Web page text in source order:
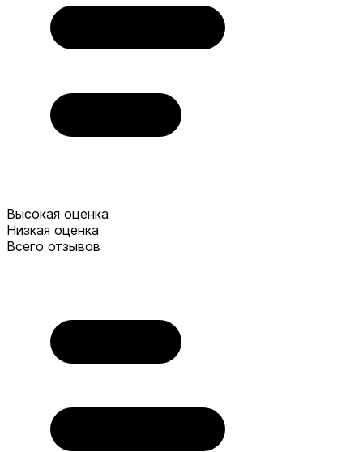
Высокая оценка
Низкая оценка
Всего отзывов